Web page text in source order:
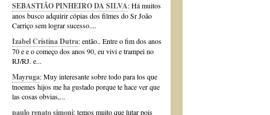
SEBASTIÃO PINHEIRO DA SILVA: Há muitos
anos busco adquirir cópias dos filmes do Sr João
Carriço sem lograr sucesso....
Izabel Cristina Dutra: então.. Entre o fim dos anos
70 e e o começo dos anos 90, eu vivi e trampei no
RJ/RJ. e...
Mayruga: Muy interesante sobre todo para los que
tnoemes hijos me ha gustado porque te hace ver que
las cosas obvias,...
paulo renato simoni: temos muito que lutar pois